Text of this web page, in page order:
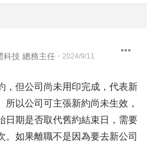
科技 總務主任 ・ 2024/9/11
，但公司尚未用印完成，代表新
以公司可主張新約尚未生效，
日期是否取代舊約結束日，需要
。如果離職不是因為要去新公司